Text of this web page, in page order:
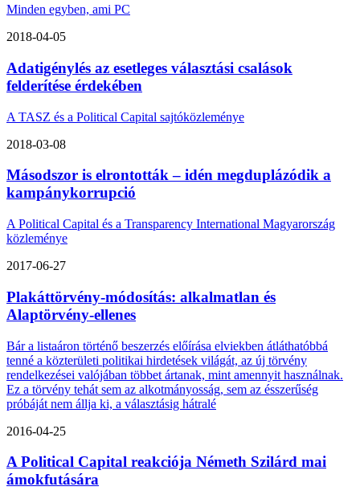
Minden egyben, ami PC
2018-04-05
Adatigénylés az esetleges választási csalások
felderítése érdekében
A TASZ és a Political Capital sajtóközleménye
2018-03-08
Másodszor is elrontották – idén megduplázódik a
kampánykorrupció
A Political Capital és a Transparency International Magyarország
közleménye
2017-06-27
Plakáttörvény-módosítás: alkalmatlan és
Alaptörvény-ellenes
Bár a listaáron történő beszerzés előírása elviekben átláthatóbbá
tenné a közterületi politikai hirdetések világát, az új törvény
rendelkezései valójában többet ártanak, mint amennyit használnak.
Ez a törvény tehát sem az alkotmányosság, sem az ésszerűség
próbáját nem állja ki, a választásig hátralé
2016-04-25
A Political Capital reakciója Németh Szilárd mai
ámokfutására